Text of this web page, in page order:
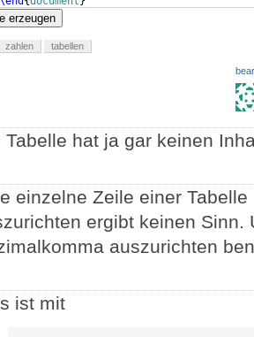
erzeugen
zahlen tabellen
Tabelle hat ja gar keinen
einzelne Zeile einer
ergibt keinen
auszurichten
ist mit